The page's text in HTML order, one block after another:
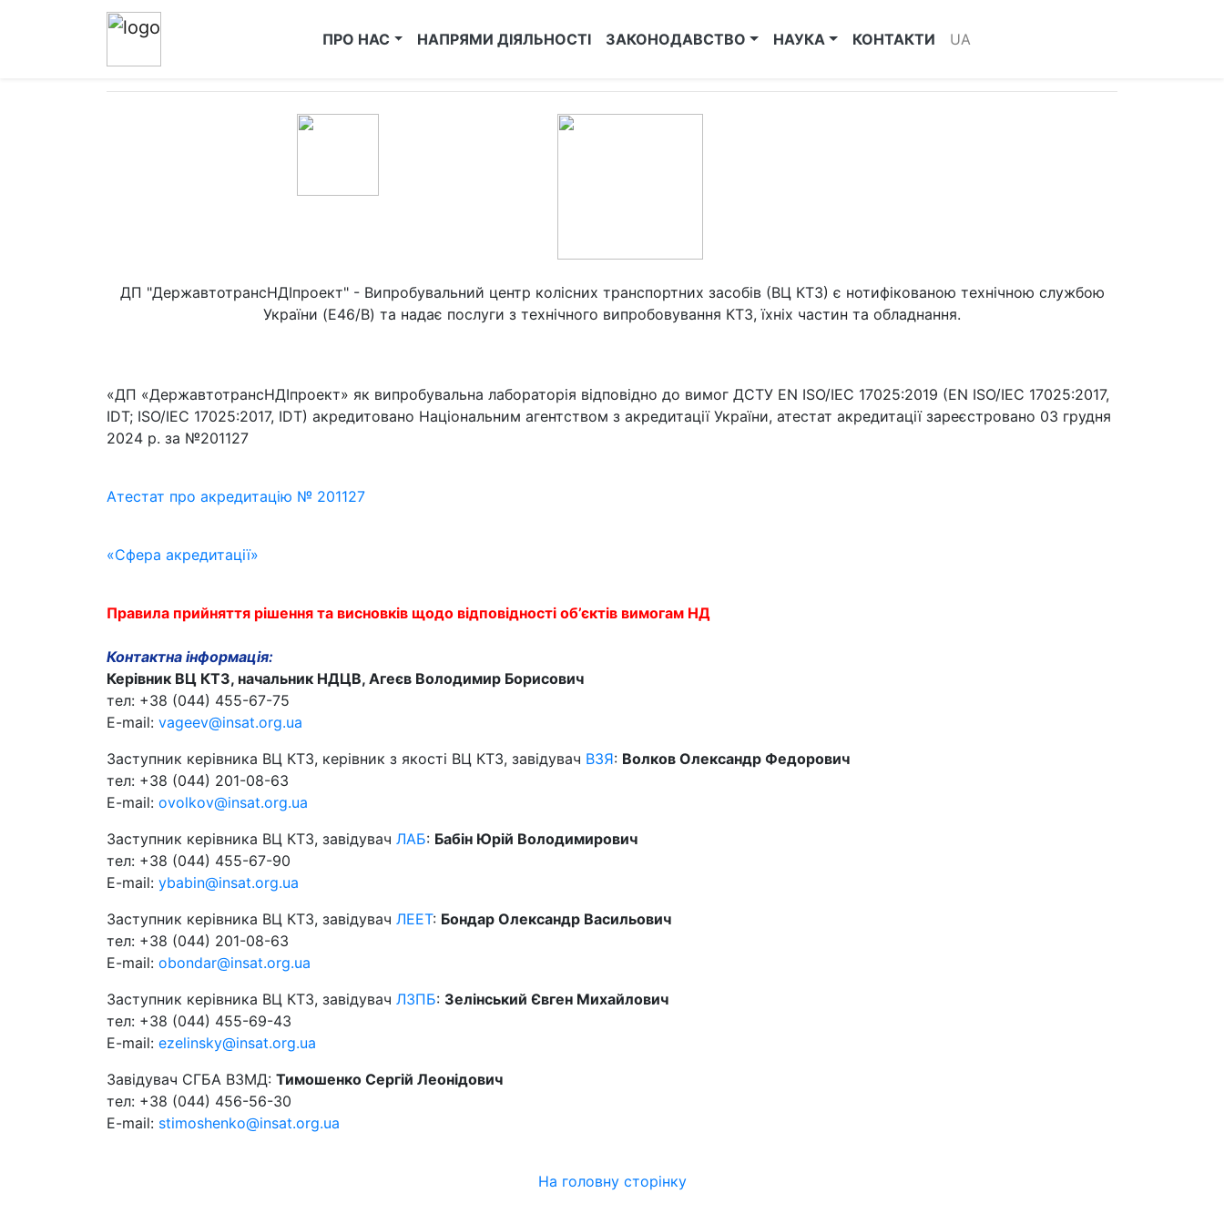
ПРО НАС НАПРЯМИ ДІЯЛЬНОСТІ ЗАКОНОДАВСТВО НАУКА КОНТАКТИ UA
ДП "ДержавтотрансНДІпроект" - Випробувальний центр колісних транспортних засобів
ДП "ДержавтотрансНДІпроект" - Випробувальний центр колісних транспортних засобів (ВЦ КТЗ) є нотифікованою технічною службою
України (E46/B) та надає послуги з технічного випробовування КТЗ, їхніх частин та обладнання.
«ДП «ДержавтотрансНДІпроект» як випробувальна лабораторія відповідно до вимог ДСТУ EN ISO/IEC 17025:2019 (EN ISO/IEC 17025:2017,
IDT; ISO/IEC 17025:2017, IDT) акредитовано Національним агентством з акредитації України, атестат акредитації зареєстровано 03 грудня
2024 р. за №201127
Атестат про акредитацію № 201127
«Сфера акредитації»
Правила прийняття рішення та висновків щодо відповідності об’єктів вимогам НД
Контактна інформація:
Керівник ВЦ КТЗ, начальник НДЦВ, Агеєв Володимир Борисович
тел: +38 (044) 455-67-75
E-mail: vageev@insat.org.ua
Заступник керівника ВЦ КТЗ, керівник з якості ВЦ КТЗ, завідувач ВЗЯ: Волков Олександр Федорович
тел: +38 (044) 201-08-63
E-mail: ovolkov@insat.org.ua
Заступник керівника ВЦ КТЗ, завідувач ЛАБ: Бабін Юрій Володимирович
тел: +38 (044) 455-67-90
E-mail: ybabin@insat.org.ua
Заступник керівника ВЦ КТЗ, завідувач ЛЕЕТ: Бондар Олександр Васильович
тел: +38 (044) 201-08-63
E-mail: obondar@insat.org.ua
Заступник керівника ВЦ КТЗ, завідувач ЛЗПБ: Зелінський Євген Михайлович
тел: +38 (044) 455-69-43
E-mail: ezelinsky@insat.org.ua
Завідувач СГБА ВЗМД: Тимошенко Сергій Леонідович
тел: +38 (044) 456-56-30
E-mail: stimoshenko@insat.org.ua
На головну сторінку